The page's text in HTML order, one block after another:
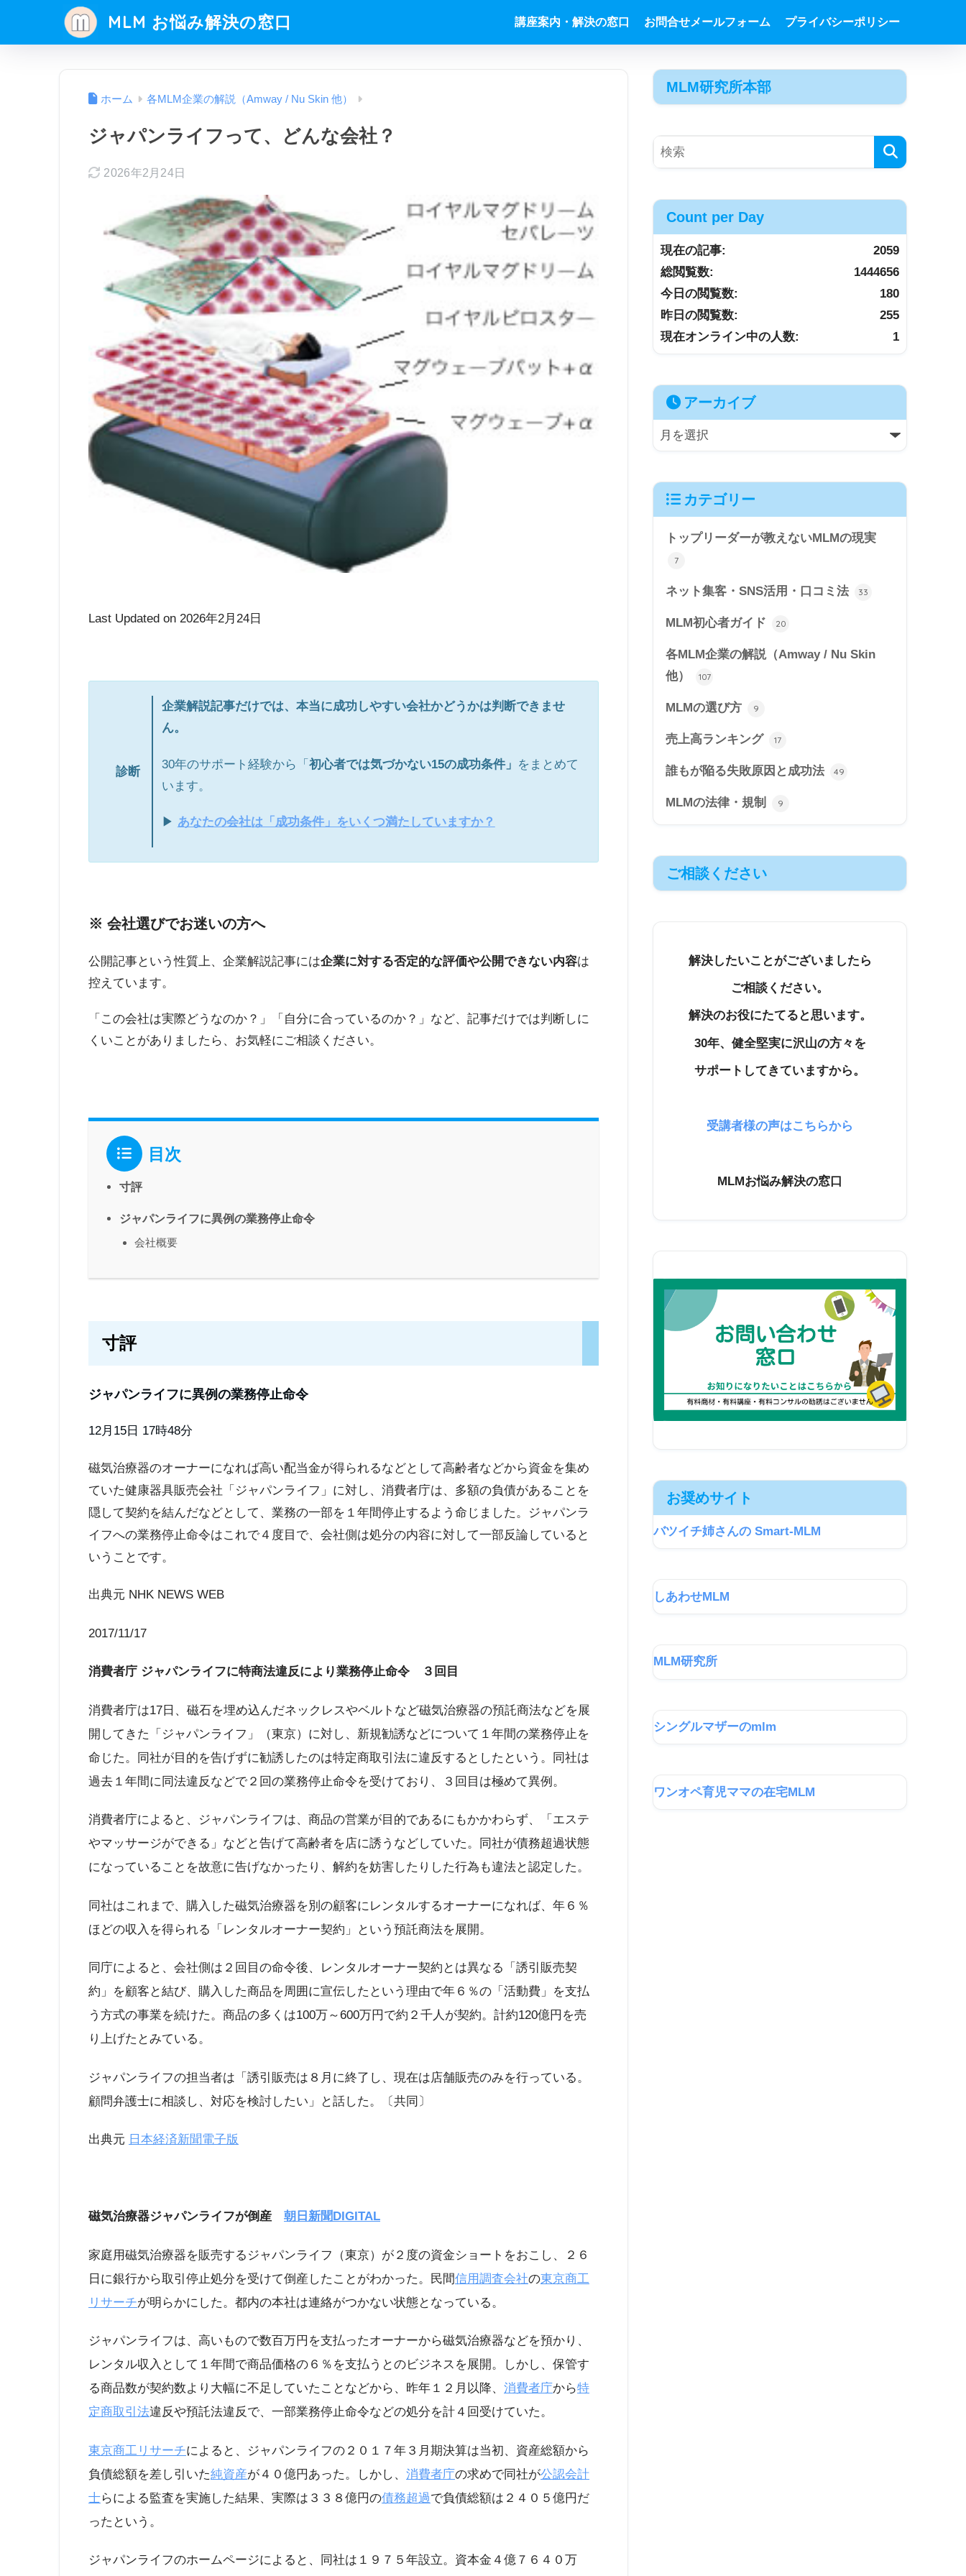
MLM お悩み解決の窓口 講座案内・解決の窓口 お問合せメールフォーム プライバシーポリシー
ホーム 各MLM企業の解説（Amway / Nu Skin 他）
ジャパンライフって、どんな会社？
2026年2月24日
Last Updated on 2026年2月24日
診断
企業解説記事だけでは、本当に成功しやすい会社かどうかは判断できませ
ん。
30年のサポート経験から「 初心者では気づかない15の成功条件」 をまとめて
います。
▶ あなたの会社は「成功条件」をいくつ満たしていますか？
※ 会社選びでお迷いの方へ
公開記事という性質上、企業解説記事には企業に対する否定的な評価や公開できない内容は
控えています。
「この会社は実際どうなのか？」「自分に合っているのか？」など、記事だけでは判断しに
くいことがありましたら、お気軽にご相談ください。
目次
寸評
ジャパンライフに異例の業務停止命令
会社概要
寸評
ジャパンライフに異例の業務停止命令
12月15日 17時48分
磁気治療器のオーナーになれば高い配当金が得られるなどとして高齢者などから資金を集め
ていた健康器具販売会社「ジャパンライフ」に対し、消費者庁は、多額の負債があることを
隠して契約を結んだなどとして、業務の一部を１年間停止するよう命じました。ジャパンラ
イフへの業務停止命令はこれで４度目で、会社側は処分の内容に対して一部反論していると
いうことです。
出典元 NHK NEWS WEB
2017/11/17
消費者庁 ジャパンライフに特商法違反により業務停止命令 ３回目
消費者庁は17日、磁石を埋め込んだネックレスやベルトなど磁気治療器の預託商法などを展
開してきた「ジャパンライフ」（東京）に対し、新規勧誘などについて１年間の業務停止を
命じた。同社が目的を告げずに勧誘したのは特定商取引法に違反するとしたという。同社は
過去１年間に同法違反などで２回の業務停止命令を受けており、３回目は極めて異例。
消費者庁によると、ジャパンライフは、商品の営業が目的であるにもかかわらず、「エステ
やマッサージができる」などと告げて高齢者を店に誘うなどしていた。同社が債務超過状態
になっていることを故意に告げなかったり、解約を妨害したりした行為も違法と認定した。
同社はこれまで、購入した磁気治療器を別の顧客にレンタルするオーナーになれば、年６％
ほどの収入を得られる「レンタルオーナー契約」という預託商法を展開。
同庁によると、会社側は２回目の命令後、レンタルオーナー契約とは異なる「誘引販売契
約」を顧客と結び、購入した商品を周囲に宣伝したという理由で年６％の「活動費」を支払
う方式の事業を続けた。商品の多くは100万～600万円で約２千人が契約。計約120億円を売
り上げたとみている。
ジャパンライフの担当者は「誘引販売は８月に終了し、現在は店舗販売のみを行っている。
顧問弁護士に相談し、対応を検討したい」と話した。〔共同〕
出典元 日本経済新聞電子版
磁気治療器ジャパンライフが倒産 朝日新聞DIGITAL
家庭用磁気治療器を販売するジャパンライフ（東京）が２度の資金ショートをおこし、２６
日に銀行から取引停止処分を受けて倒産したことがわかった。民間信用調査会社の東京商工
リサーチが明らかにした。都内の本社は連絡がつかない状態となっている。
ジャパンライフは、高いもので数百万円を支払ったオーナーから磁気治療器などを預かり、
レンタル収入として１年間で商品価格の６％を支払うとのビジネスを展開。しかし、保管す
る商品数が契約数より大幅に不足していたことなどから、昨年１２月以降、 消費者庁から特
定商取引法違反や預託法違反で、一部業務停止命令などの処分を計４回受けていた。
東京商工リサーチによると、ジャパンライフの２０１７年３月期決算は当初、資産総額から
負債総額を差し引いた純資産が４０億円あった。しかし、 消費者庁の求めで同社が公認会計
士らによる監査を実施した結果、実際は３３８億円の債務超過で負債総額は２４０５億円だ
ったという。
ジャパンライフのホームページによると、同社は１９７５年設立。資本金４億７６４０万
MLM研究所本部
Count per Day
2059
現在の記事:
1444656
総閲覧数:
180
今日の閲覧数:
255
昨日の閲覧数:
1
現在オンライン中の人数:
アーカイブ
カテゴリー
トップリーダーが教えないMLMの現実
7
ネット集客・SNS活用・口コミ法 33
MLM初心者ガイド 20
各MLM企業の解説（Amway / Nu Skin
他）
107
MLMの選び方 9
売上高ランキング 17
誰もが陥る失敗原因と成功法 49
MLMの法律・規制 9
ご相談ください
解決したいことがございましたら
ご相談ください。
解決のお役にたてると思います。
30年、健全堅実に沢山の方々を
サポートしてきていますから。
受講者様の声はこちらから
MLMお悩み解決の窓口
お奨めサイト
バツイチ姉さんの Smart-MLM
しあわせMLM
MLM研究所
シングルマザーのmlm
ワンオペ育児ママの在宅MLM